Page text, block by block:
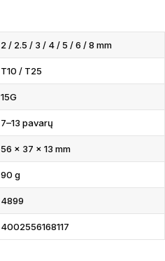
2 / 2.5 / 3 / 4 / 5 / 6 / 8 mm
T10 / T25
15G
7–13 pavarų
56 × 37 × 13 mm
90 g
4899
4002556168117